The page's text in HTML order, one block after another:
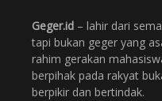
Geger.id – lahir dari
tapi bukan geger yang
rahim gerakan
berpihak pada rakyat
berpikir dan bertindak.